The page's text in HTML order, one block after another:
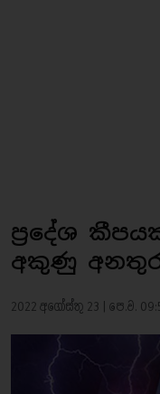
ප්‍රදේශ
අකුණු
2022 අගෝස්තු 23 | පෙ.ව.